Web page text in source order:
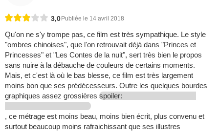
3,0 Publiée le 14 avril 2018
Qu'on ne s'y trompe pas, ce film est très sympathique. Le style
"ombres chinoises", que l'on retrouvait déjà dans "Princes et
Princesses" et "Les Contes de la nuit", sert très bien le propos
sans nuire à la débauche de couleurs de certains moments.
Mais, et c'est là où le bas blesse, ce film est très largement
moins bon que ses prédécesseurs. Outre les quelques bourdes
graphiques assez grossières spoiler:
, ce métrage est moins beau, moins bien écrit, plus convenu et
surtout beaucoup moins rafraichissant que ses illustres